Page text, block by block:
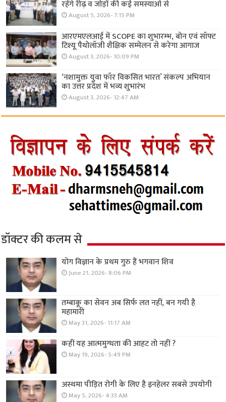
रहेंगे रीढ़ व जोड़ों की कई समस्याओं से
August 5, 2026- 7:15 PM
आरएमएलआई में SCOPE का शुभारम्भ, बोन एवं सॉफ्ट
टिश्यू पैथोलॉजी शैक्षिक सम्मेलन से करेगा आगाज
August 3, 2026- 10:09 PM
‘नशामुक्त युवा फॉर विकसित भारत’ संकल्प अभियान
का उत्तर प्रदेश में भव्य शुभारंभ
August 3, 2026- 12:47 AM
डॉक्टर की कलम से
योग विज्ञान के प्रथम गुरु हैं भगवान शिव
June 21, 2026- 8:06 PM
तम्बाकू का सेवन अब सिर्फ लत नहीं, बन गयी है
महामारी
May 31, 2026- 11:17 AM
कहीं यह आत्ममुग्धता की आहट तो नहीं ?
May 19, 2026- 5:49 PM
अस्थमा पीड़ित रोगी के लिए है इनहेलर सबसे उपयोगी
May 5, 2026- 4:33 AM